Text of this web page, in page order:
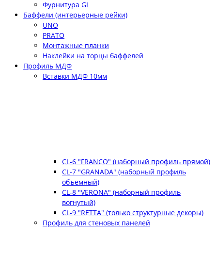
Фурнитура GL
Баффели (интерьерные рейки)
UNO
PRATO
Монтажные планки
Наклейки на торцы баффелей
Профиль МДФ
Вставки МДФ 10мм
CL-6 "FRANCO" (наборный профиль прямой)
CL-7 "GRANADA" (наборный профиль
объёмный)
CL-8 "VERONA" (наборный профиль
вогнутый)
CL-9 "RETTA" (только структурные декоры)
Профиль для стеновых панелей